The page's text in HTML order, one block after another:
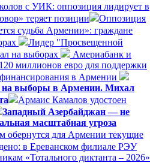
с УИК: оппозиция лидирует в
теряет позиции
Оппозиция
судьба Армении»: граждане
Лидер "Просвещенной
на выборах
Америабанк и
миллионов евро для поддержки
в Армении
на выборы в Армении. Михал
Армаис Камалов удостоен
Западный Азербайджан — не
масштабная угроза
обернутся для Армении текущие
в Ереванском филиале РЭУ
«Тотального диктанта – 2026»